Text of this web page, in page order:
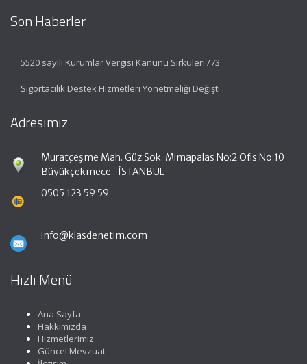
Son Haberler
5520 sayılı Kurumlar Vergisi Kanunu Sirküleri /73
Sigortacılık Destek Hizmetleri Yönetmeliği Değişti
Adresimiz
Muratçeşme Mah. Güz Sok. Mimapalas No:2 Ofis No:10
Büyükçekmece- İSTANBUL
0505 123 59 59
info@klasdenetim.com
Hızlı Menü
Ana Sayfa
Hakkımızda
Hizmetlerimiz
Güncel Mevzuat